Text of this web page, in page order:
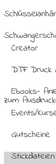
Creator
DTF Druck
Ebooks-
zum
Events/
Gutscheine